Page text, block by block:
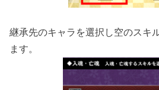
継承先のキャラを選択し空のスキ
ます。